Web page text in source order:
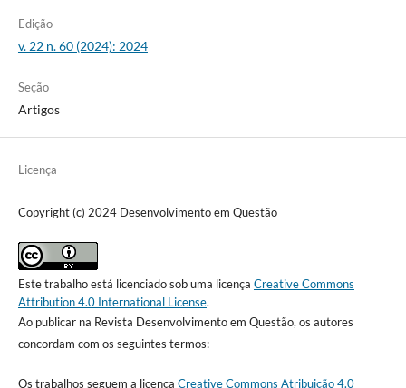
Edição
v. 22 n. 60 (2024): 2024
Seção
Artigos
Licença
Copyright (c) 2024 Desenvolvimento em Questão
Este trabalho está licenciado sob uma licença Creative Commons
Attribution 4.0 International License.
Ao publicar na Revista Desenvolvimento em Questão, os autores
concordam com os seguintes termos:
Os trabalhos seguem a licença Creative Commons Atribuição 4.0